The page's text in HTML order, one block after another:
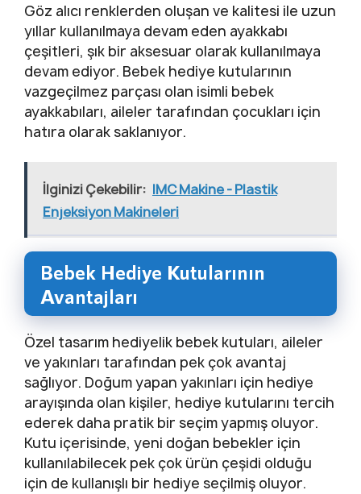
Göz alıcı renklerden oluşan ve kalitesi ile uzun
yıllar kullanılmaya devam eden ayakkabı
çeşitleri, şık bir aksesuar olarak kullanılmaya
devam ediyor. Bebek hediye kutularının
vazgeçilmez parçası olan isimli bebek
ayakkabıları, aileler tarafından çocukları için
hatıra olarak saklanıyor.
İlginizi Çekebilir: IMC Makine - Plastik
Enjeksiyon Makineleri
Bebek Hediye Kutularının
Avantajları
Özel tasarım hediyelik bebek kutuları, aileler
ve yakınları tarafından pek çok avantaj
sağlıyor. Doğum yapan yakınları için hediye
arayışında olan kişiler, hediye kutularını tercih
ederek daha pratik bir seçim yapmış oluyor.
Kutu içerisinde, yeni doğan bebekler için
kullanılabilecek pek çok ürün çeşidi olduğu
için de kullanışlı bir hediye seçilmiş oluyor.